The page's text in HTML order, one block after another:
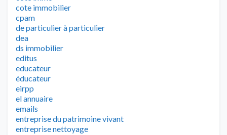
cote immobilier
cpam
de particulier à particulier
dea
ds immobilier
editus
educateur
éducateur
eirpp
el annuaire
emails
entreprise du patrimoine vivant
entreprise nettoyage